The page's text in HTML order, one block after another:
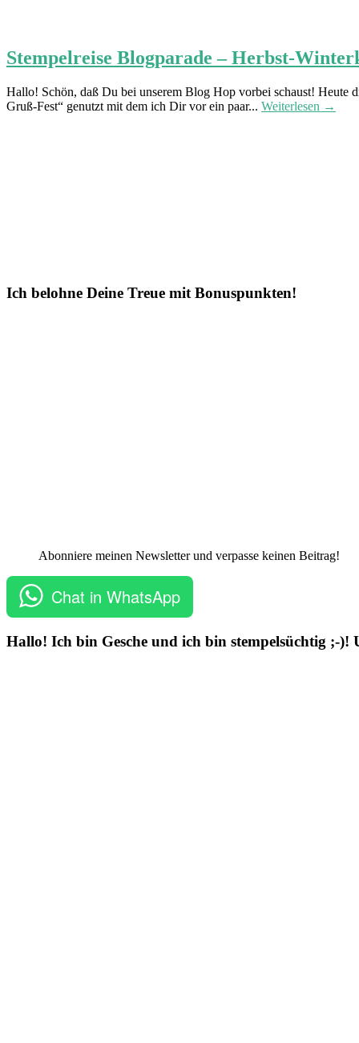
Stempelreise Blogparade – Herbst-
Hallo! Schön, daß Du bei unserem Blog Hop vorbei schaust! Heute
Gruß-Fest“ genutzt mit dem ich Dir vor ein paar... Weiterlesen →
Ich belohne Deine Treue mit Bonuspunkten!
Abonniere meinen Newsletter und verpasse keinen Beitrag!
Chat in WhatsApp
Hallo! Ich bin Gesche und ich bin stempelsüchtig ;-